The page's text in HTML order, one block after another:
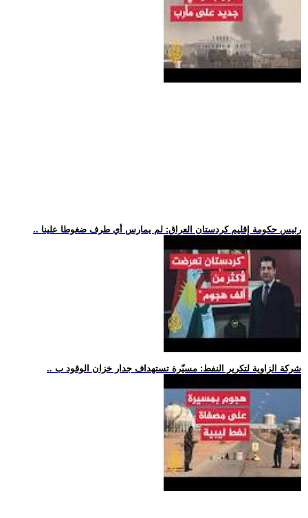
.. رئيس حكومة إقليم كردستان العراق: لم يمارس أي طرف ضغوطا علينا
.. شركة الزاوية لتكرير النفط: مسيّرة تستهداف جدار خزان الوقود ب